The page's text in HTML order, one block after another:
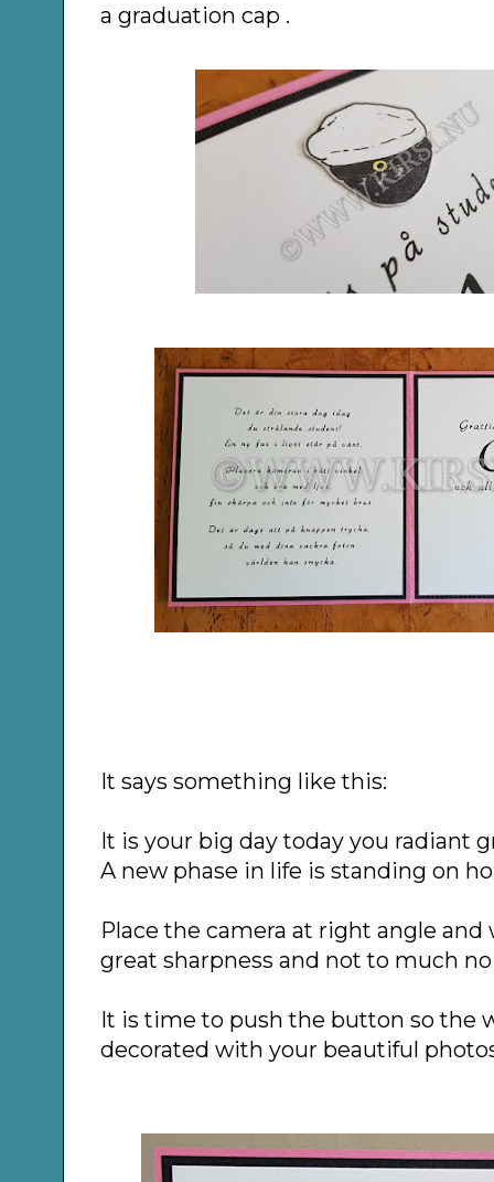
a graduation cap .
It says something like this:
It is your big day today you radiant
A new phase in life is standing on
Place the camera at right angle
great sharpness and not to much
It is time to push the button so the
decorated with your beautiful